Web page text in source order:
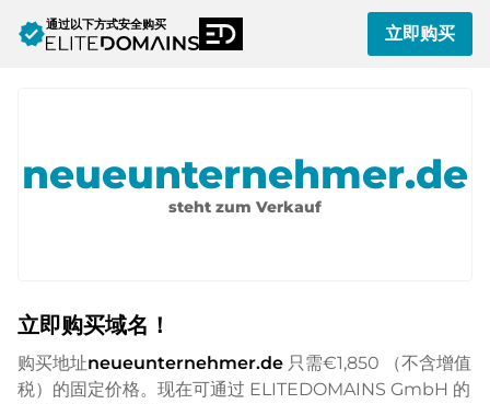
verified通过以下方式安全购买 立即购买
neueunternehmer.de
steht zum Verkauf
立即购买域名！
购买地址neueunternehmer.de 只需€1,850
（不含增值
税）的固定价格。现在可通过 ELITEDOMAINS GmbH 的